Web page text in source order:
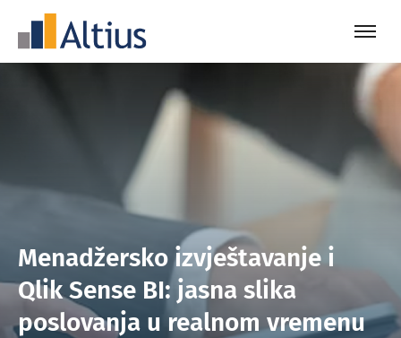
Menadžersko izvještavanje i
Qlik Sense BI: jasna slika
poslovanja u realnom vremenu